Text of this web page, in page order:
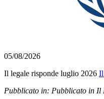
05/08/2026
Il legale risponde luglio 2026 Il
Pubblicato in: Pubblicato in Il